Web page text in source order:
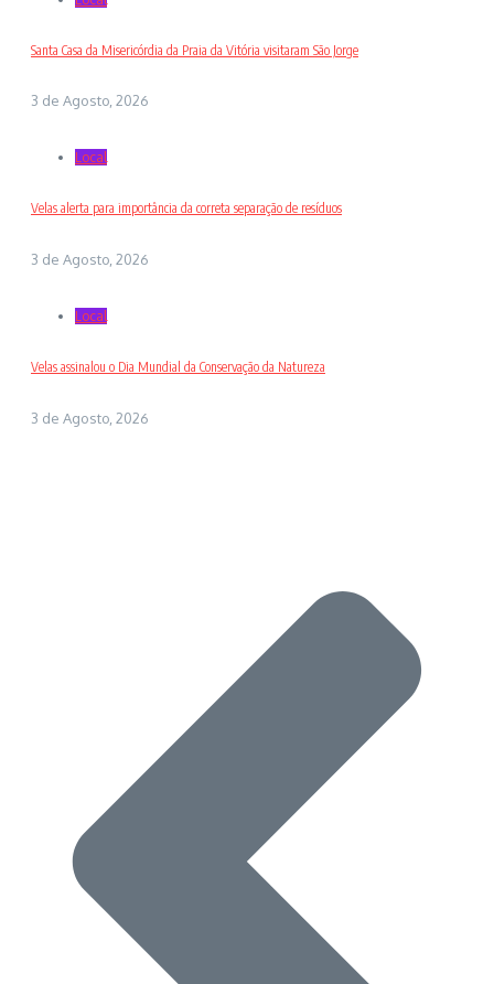
Santa Casa da Misericórdia da Praia da Vitória visitaram São Jorge
3 de Agosto, 2026
Local
Velas alerta para importância da correta separação de resíduos
3 de Agosto, 2026
Local
Velas assinalou o Dia Mundial da Conservação da Natureza
3 de Agosto, 2026